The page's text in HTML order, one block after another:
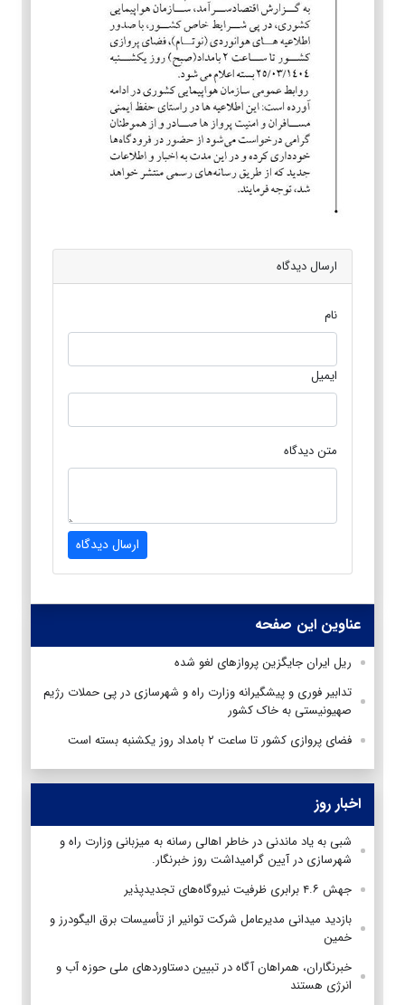
ارسال دیدگاه
نام
ایمیل
متن دیدگاه
ارسال دیدگاه
عناوین این صفحه
ریل ایران جایگزین پروازهای لغو شده
تدابیر فوری و پیشگیرانه وزارت راه و شهرسازی در پی حملات رژیم
صهیونیستی به خاک کشور
فضای پروازی کشور تا ساعت ۲ بامداد روز یکشنبه بسته است
اخبار روز
شبی به یاد ماندنی در خاطر اهالی رسانه به میزبانی وزارت راه و
شهرسازی در آیین گرامیداشت روز خبرنگار.
جهش ۴.۶ برابری ظرفیت نیروگاه‌های تجدیدپذیر
بازدید میدانی مدیرعامل شرکت توانیر از تأسیسات برق الیگودرز و
خمین
خبرنگاران، همراهان آگاه در تبیین دستاوردهای ملی حوزه آب و
انرژی هستند